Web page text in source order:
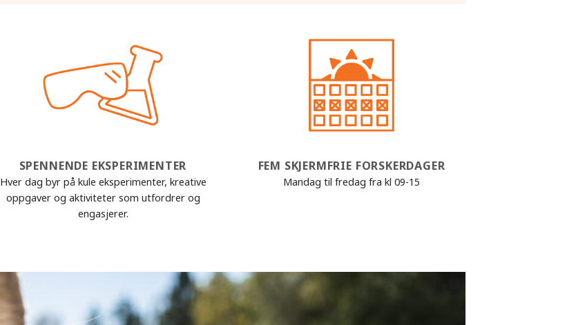
SPENNENDE EKSPERIMENTER
Hver dag byr på kule eksperimenter, kreative
oppgaver og aktiviteter som utfordrer og
engasjerer.
FEM SKJERMFRIE FORSKERDAGER
Mandag til fredag fra kl 09-15